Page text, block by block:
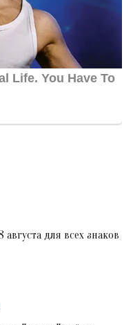
августа для всех знаков